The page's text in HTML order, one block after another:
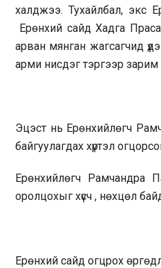
халджээ. Тухайлбал, экс
Ерөнхий сайдХадга
арван мянган жагсагчид
арми нисдэг тэргээр зарим
Эцэст нь Ерөнхийлөгч
байгуулагдах хүртэл
Ерөнхийлөгч Рамчандра
оролцохыг хүсч , нөхцөл
Ерөнхий сайд огцрох